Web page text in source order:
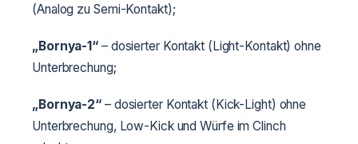
(Analog zu Semi-Kontakt);
„Bornya-1“ – dosierter Kontakt (Light-Kontakt) ohne
Unterbrechung;
„Bornya-2“ – dosierter Kontakt (Kick-Light) ohne
Unterbrechung, Low-Kick und Würfe im Clinch